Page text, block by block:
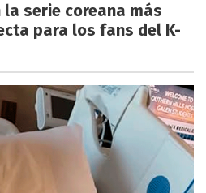
serie coreana más
para los fans del K-